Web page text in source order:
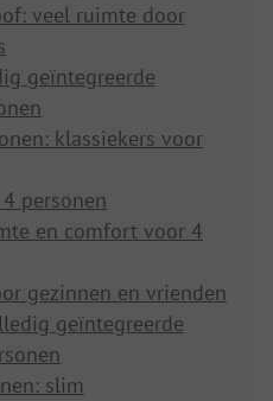
veel ruimte door
geïntegreerde
klassiekers voor
personen
en comfort voor 4
gezinnen en vrienden
geïntegreerde
slim